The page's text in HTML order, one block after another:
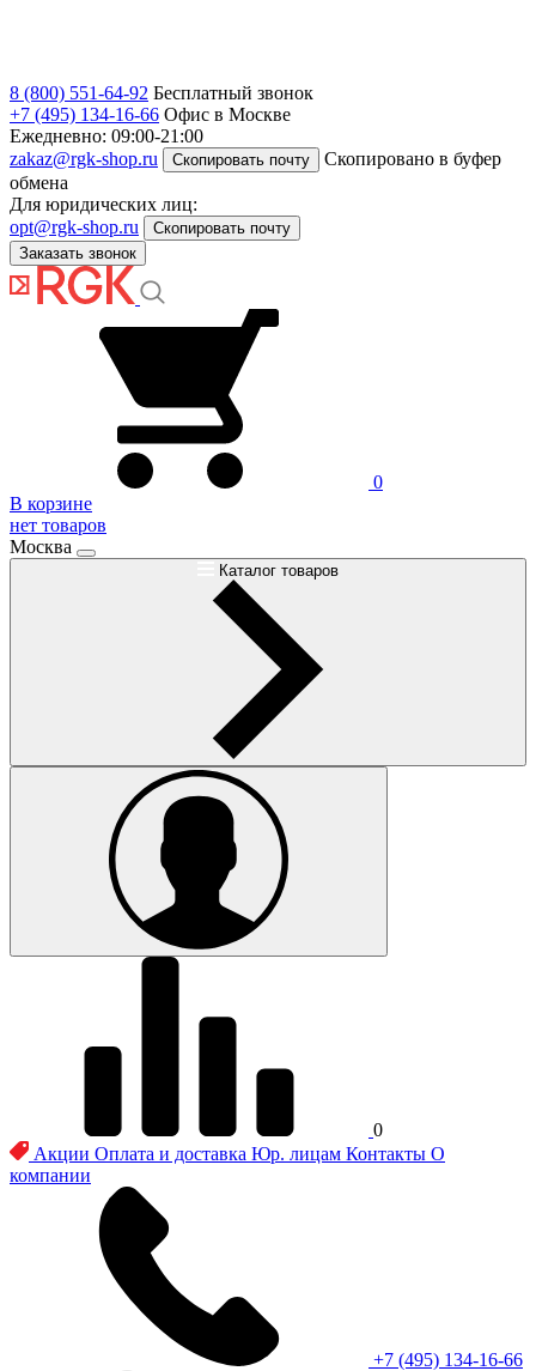
8 (800) 551-64-92 Бесплатный звонок
+7 (495) 134-16-66 Офис в Москве
Ежедневно: 09:00-21:00
zakaz@rgk-shop.ru
Скопировать почту
Скопировано в буфер
обмена
Для юридических лиц:
opt@rgk-shop.ru
Скопировать почту
Заказать звонок
0
В корзине
нет товаров
Москва
Каталог товаров
0
Акции Оплата и доставка Юр. лицам Контакты О
компании
+7 (495) 134-16-66